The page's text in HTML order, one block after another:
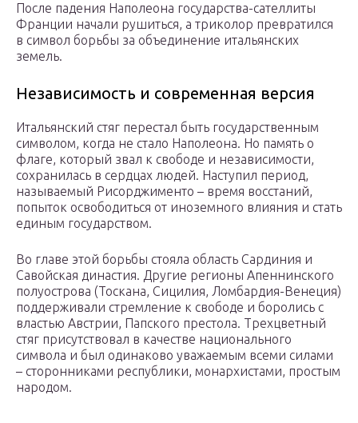
После падения Наполеона государства-сателлиты
Франции начали рушиться, а триколор превратился
в символ борьбы за объединение итальянских
земель.
Независимость и современная версия
Итальянский стяг перестал быть государственным
символом, когда не стало Наполеона. Но память о
флаге, который звал к свободе и независимости,
сохранилась в сердцах людей. Наступил период,
называемый Рисорджименто – время восстаний,
попыток освободиться от иноземного влияния и стать
единым государством.
Во главе этой борьбы стояла область Сардиния и
Савойская династия. Другие регионы Апеннинского
полуострова (Тоскана, Сицилия, Ломбардия-Венеция)
поддерживали стремление к свободе и боролись с
властью Австрии, Папского престола. Трехцветный
стяг присутствовал в качестве национального
символа и был одинаково уважаемым всеми силами
– сторонниками республики, монархистами, простым
народом.